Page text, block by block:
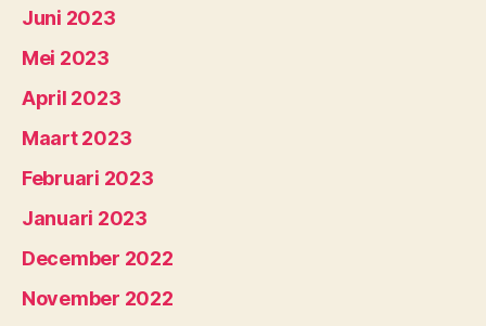
Juni 2023
Mei 2023
April 2023
Maart 2023
Februari 2023
Januari 2023
December 2022
November 2022